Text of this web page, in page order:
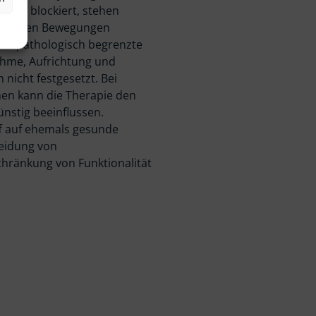
blockiert, stehen
Bewegungen
pathologisch begrenzte
Aufrichtung und
nicht festgesetzt. Bei
kann die Therapie den
beeinflussen.
ehemals gesunde
von
von Funktionalität